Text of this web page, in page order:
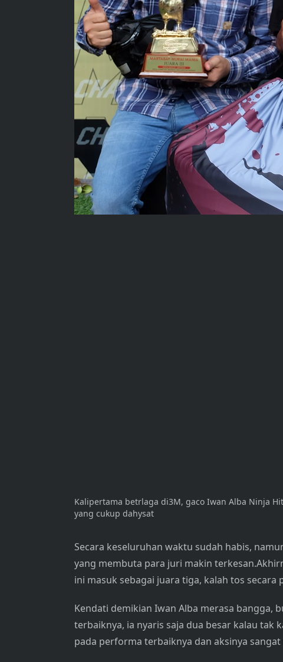
Kalipertama betrlaga di3M, gaco Iwan Alba Ninja
yang cukup dahysat
Secara keseluruhan waktu sudah habis,
yang membuta para juri makin
ini masuk sebagai juara tiga, kalah tos
Kendati demikian Iwan Alba merasa bangga,
terbaiknya, ia nyaris saja dua besar kalau tak
pada performa terbaiknya dan aksinya